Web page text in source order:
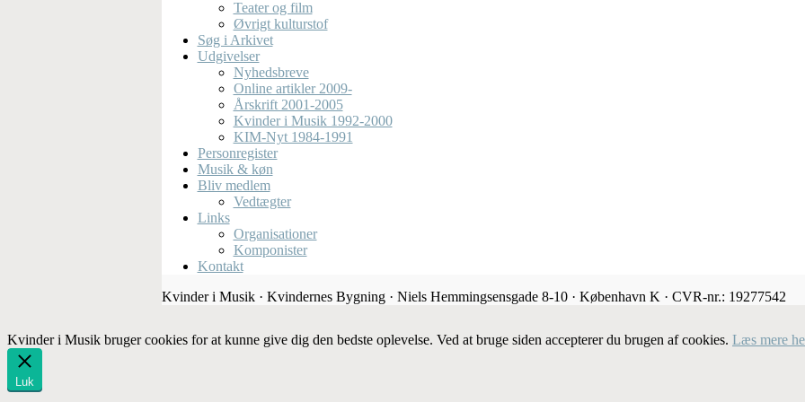
Teater og film
Øvrigt kulturstof
Søg i Arkivet
Udgivelser
Nyhedsbreve
Online artikler 2009-
Årskrift 2001-2005
Kvinder i Musik 1992-2000
KIM-Nyt 1984-1991
Personregister
Musik & køn
Bliv medlem
Vedtægter
Links
Organisationer
Komponister
Kontakt
Kvinder i Musik · Kvindernes Bygning · Niels Hemmingsensgade 8-10 · København K · CVR-nr.: 19277542
Kvinder i Musik bruger cookies for at kunne give dig den bedste oplevelse. Ved at bruge siden accepterer du brugen af cookies. Læs mere
Luk